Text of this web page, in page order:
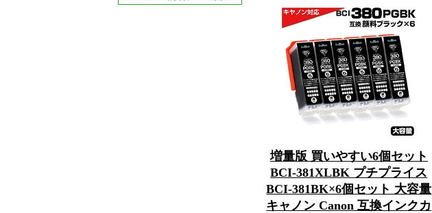
増量版 買いやすい6個セット
BCI-381XLBK プチプライス
BCI-381BK×6個セット 大容量
キャノン Canon 互換インクカ